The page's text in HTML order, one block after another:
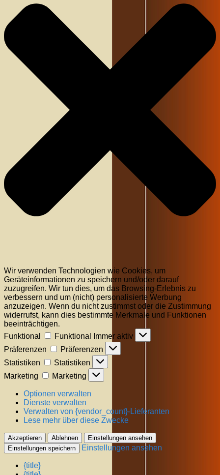
Wir verwenden Technologien wie Cookies, um
Geräteinformationen zu speichern und/oder darauf
zuzugreifen. Wir tun dies, um das Browsing-Erlebnis zu
verbessern und um (nicht) personalisierte Werbung
anzuzeigen. Wenn du nicht zustimmst oder die Zustimmung
widerrufst, kann dies bestimmte Merkmale und Funktionen
beeinträchtigen.
Funktional
Funktional
Immer aktiv
Präferenzen
Präferenzen
Statistiken
Statistiken
Marketing
Marketing
Optionen verwalten
Dienste verwalten
Verwalten von {vendor_count}-Lieferanten
Lese mehr über diese Zwecke
Akzeptieren Ablehnen
Einstellungen ansehen
Einstellungen speichern
Einstellungen ansehen
{title}